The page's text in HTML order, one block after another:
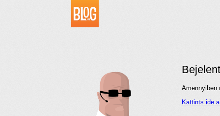
Amennyiben
Kattints ide